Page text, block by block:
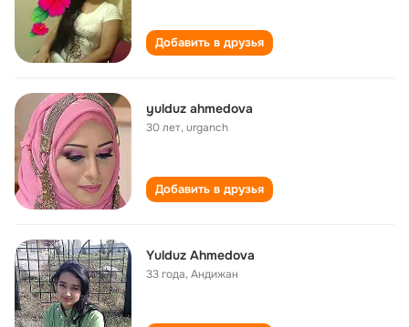
Добавить в друзья
yulduz ahmedova
30 лет,urganch
Добавить в друзья
Yulduz Ahmedova
33 года,Андижан